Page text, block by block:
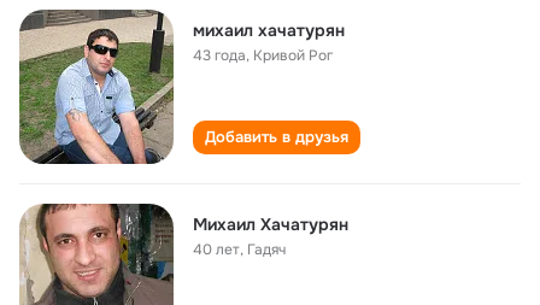
михаил хачатурян
43 года, Кривой Рог
Добавить в друзья
Михаил Хачатурян
40 лет, Гадяч